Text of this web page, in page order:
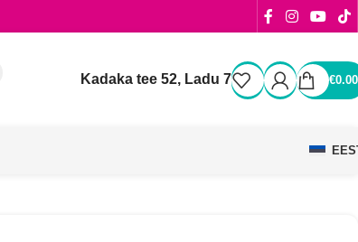
Kadaka tee 52, Ladu 7 €0.00